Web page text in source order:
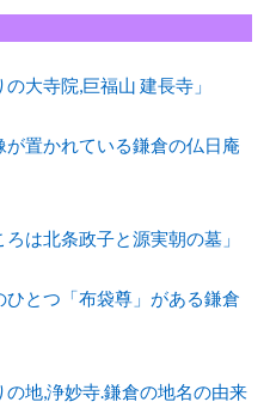
の大寺院,巨福山 建長寺」
が置かれている鎌倉の仏日庵
ろは北条政子と源実朝の墓」
ひとつ「布袋尊」がある鎌倉
の地,浄妙寺.鎌倉の地名の由来